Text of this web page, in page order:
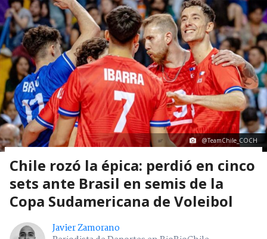
@TeamChile_COCH
Chile rozó la épica: perdió en cinco
sets ante Brasil en semis de la
Copa Sudamericana de Voleibol
Javier Zamorano